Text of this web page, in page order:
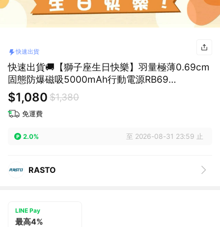
快速出貨
快速出貨🚚【獅子座生日快樂】羽量極薄0.69cm
固態防爆磁吸5000mAh行動電源RB69
RASTO(本體標示19.25Wh/可帶上飛機)
$1,080 $1,380
免運費
2.0% 至 2026-08-31 23:59 止
RASTO
LINE Pay
最高4%